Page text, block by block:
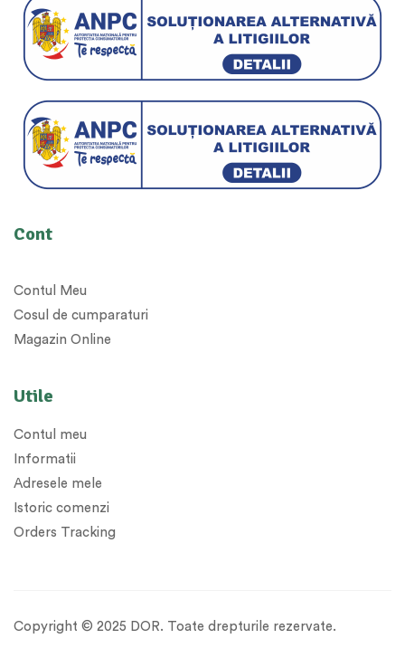
Cont
Contul Meu
Cosul de cumparaturi
Magazin Online
Utile
Contul meu
Informatii
Adresele mele
Istoric comenzi
Orders Tracking
Copyright © 2025 DOR. Toate drepturile rezervate.